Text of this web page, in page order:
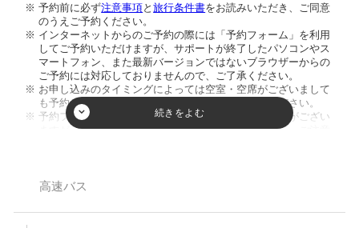
予約前に必ず注意事項と旅行条件書をお読みいただき、ご同意
のうえご予約ください。
インターネットからのご予約の際には「予約フォーム」を利用
してご予約いただけますが、サポートが終了したパソコンやス
マートフォン、また最新バージョンではないブラウザーからの
ご予約には対応しておりませんので、ご了承ください。
お申し込みのタイミングによっては空室・空席がございまして
も予約が成立しない場合がございますのでご了承ください。
予約フォーム内の人数欄に幼児のお客様の人数入力枠がござい
ますが、ご入力頂きましてもご人数に反映致しません。ご注意
す。
【バスプランについて】
高速バス